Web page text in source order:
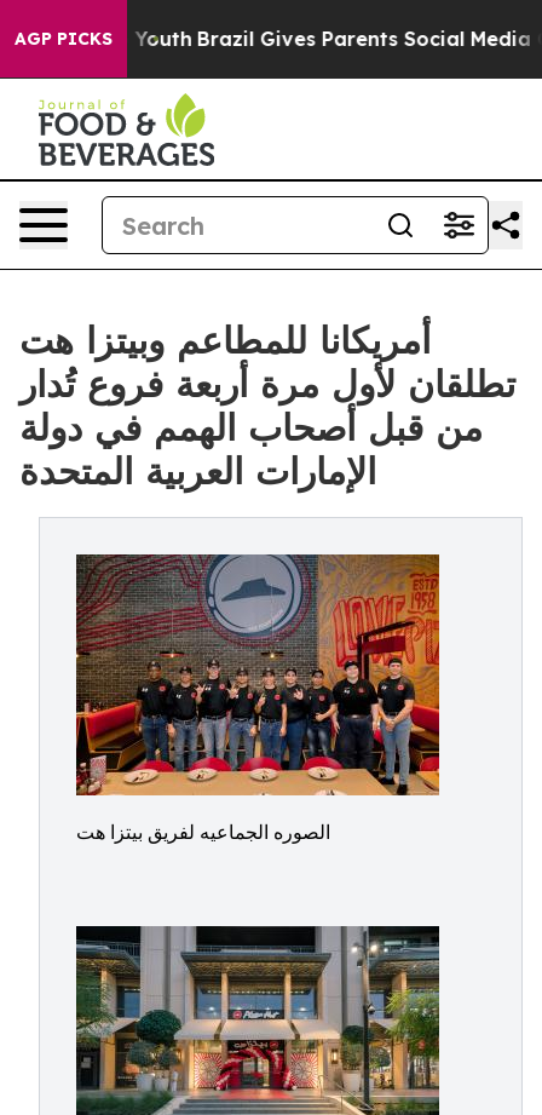
AGP PICKS
to Youth Brazil Gives Parents Social Media
أمريكانا للمطاعم وبيتزا هت
تطلقان لأول مرة أربعة فروع تُدار
من قبل أصحاب الهمم في دولة
الإمارات العربية المتحدة
الصوره الجماعيه لفريق بيتزا هت